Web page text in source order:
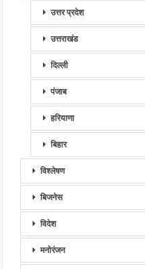
उत्तर प्रदेश
उत्तराखंड
दिल्ली
पंजाब
हरियाणा
बिहार
विश्लेषण
बिजनेस
विदेश
मनोरंजन